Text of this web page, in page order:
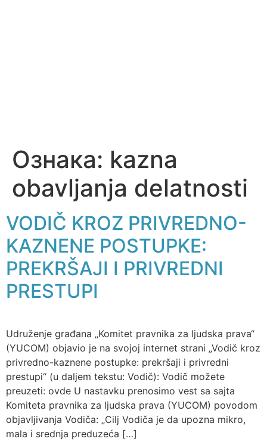
Ознака: kazna
obavljanja delatnosti
VODIČ KROZ PRIVREDNO-
KAZNENE POSTUPKE:
PREKRŠAJI I PRIVREDNI
PRESTUPI
Udruženje građana „Komitet pravnika za ljudska prava“
(YUCOM) objavio je na svojoj internet strani „Vodič kroz
privredno-kaznene postupke: prekršaji i privredni
prestupi“ (u daljem tekstu: Vodič): Vodič možete
preuzeti: ovde U nastavku prenosimo vest sa sajta
Komiteta pravnika za ljudska prava (YUCOM) povodom
objavljivanja Vodiča: „Cilj Vodiča je da upozna mikro,
mala i srednja preduzeća […]